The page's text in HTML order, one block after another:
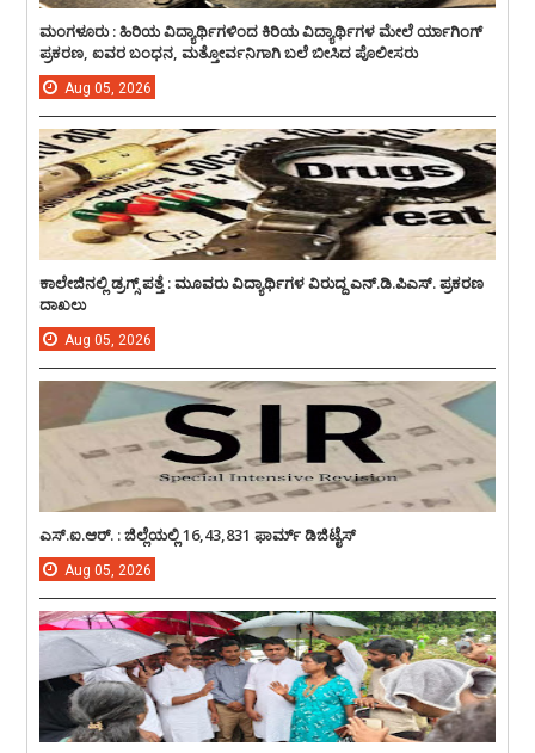
ಮಂಗಳೂರು : ಹಿರಿಯ ವಿದ್ಯಾರ್ಥಿಗಳಿಂದ ಕಿರಿಯ ವಿದ್ಯಾರ್ಥಿಗಳ ಮೇಲೆ ರ್ಯಾಗಿಂಗ್
ಪ್ರಕರಣ, ಐವರ ಬಂಧನ, ಮತ್ತೋರ್ವನಿಗಾಗಿ ಬಲೆ ಬೀಸಿದ ಪೊಲೀಸರು
Aug 05, 2026
ಕಾಲೇಜಿನಲ್ಲಿ ಡ್ರಗ್ಸ್ ಪತ್ತೆ : ಮೂವರು ವಿದ್ಯಾರ್ಥಿಗಳ ವಿರುದ್ದ ಎನ್.ಡಿ.ಪಿಎಸ್. ಪ್ರಕರಣ
ದಾಖಲು
Aug 05, 2026
ಎಸ್.ಐ.ಆರ್. : ಜಿಲ್ಲೆಯಲ್ಲಿ 16,43,831 ಫಾರ್ಮ್ ಡಿಜಿಟೈಸ್
Aug 05, 2026